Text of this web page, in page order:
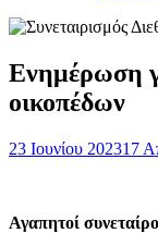
Ενημέρωση
οικοπέδων
23 Ιουνίου 202317
Αγαπητοί